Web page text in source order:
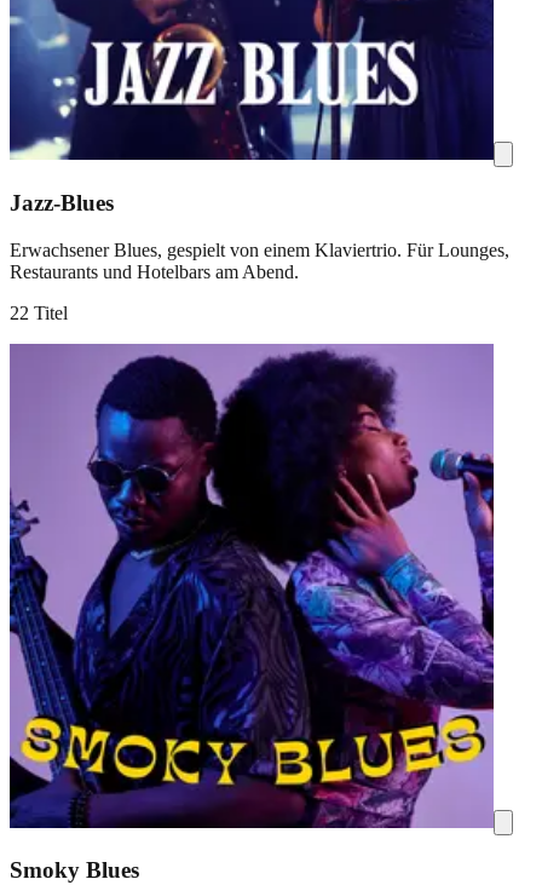
Jazz-Blues
Erwachsener Blues, gespielt von einem Klaviertrio. Für Lounges,
Restaurants und Hotelbars am Abend.
22 Titel
Smoky Blues